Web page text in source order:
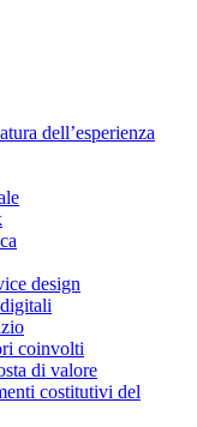
dell’esperienza
design
coinvolti
di valore
costitutivi del